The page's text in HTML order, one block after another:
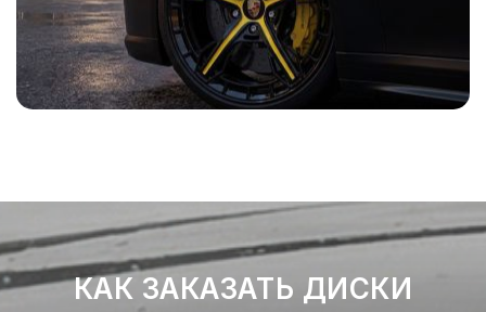
КАК ЗАКАЗАТЬ ДИСКИ